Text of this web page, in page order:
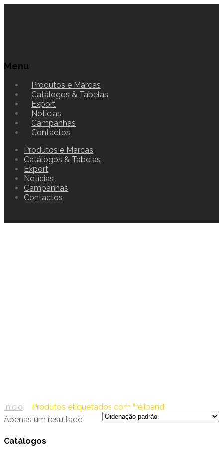
Menu
Produtos e Marcas
Catálogos & Tabelas
Export
Notícias
Campanhas
Contactos
Produtos e Marcas
Catálogos & Tabelas
Export
Notícias
Campanhas
Contactos
Início
Produtos etiquetados com “rejiband”
Apenas um resultado
Catálogos